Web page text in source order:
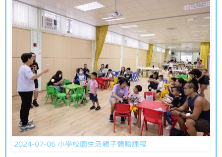
2024-07-06 小學校園生活親子體驗課程